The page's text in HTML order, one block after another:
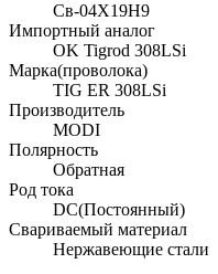
Св-04Х19Н9
Импортный аналог
OK Tigrod 308LSi
Марка(проволока)
TIG ER 308LSi
Производитель
MODI
Полярность
Обратная
Род тока
DC(Постоянный)
Свариваемый материал
Нержавеющие стали